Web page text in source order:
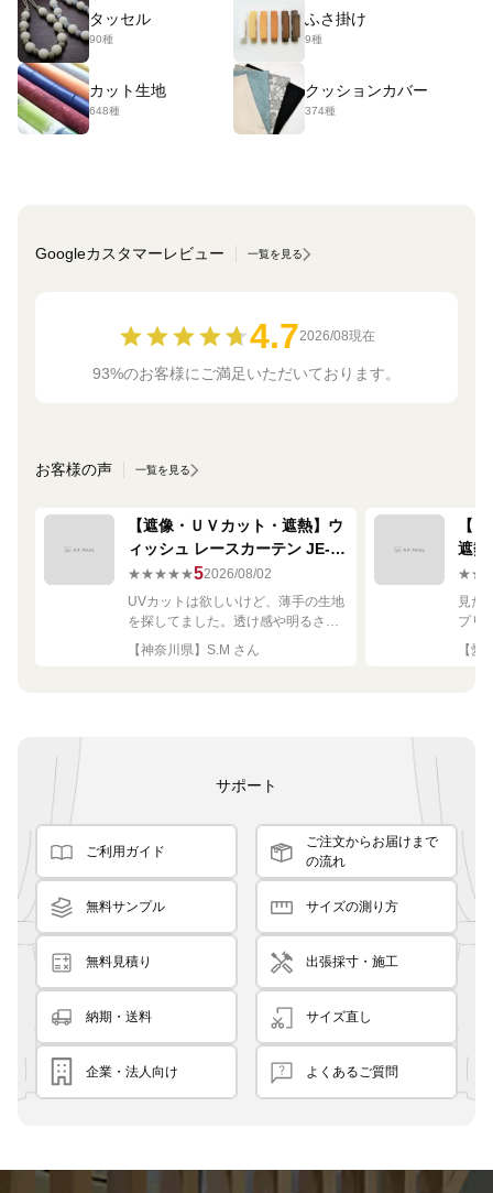
タッセル
90種
ふさ掛け
9種
カット生地
648種
クッションカバー
374種
Googleカスタマーレビュー 一覧を見る
4.72026/08現在
93%のお客様にご満足いただいております。
お客様の声 一覧を見る
【遮像・ＵＶカット・遮熱】ウ
ィッシュ レースカーテン JE-
67249R シルバー
★★★★★52026/08/02
UVカットは欲しいけど、薄手の生地
を探してました。透け感や明るさも
ちょうど良く思った通りで満足で
す。
【神奈川県】S.M さん
【
遮熱
ー
見た
プリ
れい
【愛
サポート
ご利用ガイド
ご注文からお届けまで
の流れ
無料サンプル サイズの測り方
無料見積り 出張採寸・施工
納期・送料 サイズ直し
企業・法人向け よくあるご質問